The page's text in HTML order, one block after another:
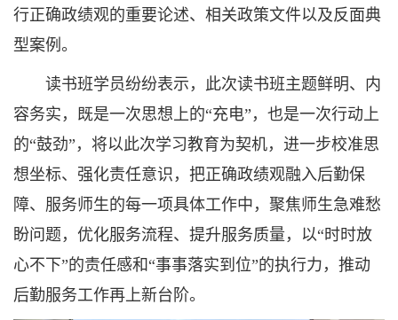
行正确政绩观的重要论述、相关政策文件以及反面典
型案例。
读书班学员纷纷表示，此次读书班主题鲜明、内
容务实，既是一次思想上的“充电”，也是一次行动上
的“鼓劲”，将以此次学习教育为契机，进一步校准思
想坐标、强化责任意识，把正确政绩观融入后勤保
障、服务师生的每一项具体工作中，聚焦师生急难愁
盼问题，优化服务流程、提升服务质量，以“时时放
心不下”的责任感和“事事落实到位”的执行力，推动
后勤服务工作再上新台阶。